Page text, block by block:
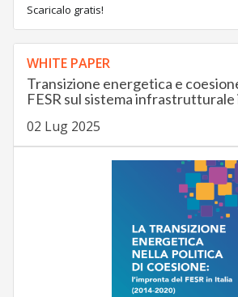
Scaricalo gratis!
WHITE PAPER
Transizione energetica e
FESR sul sistema
02 Lug 2025